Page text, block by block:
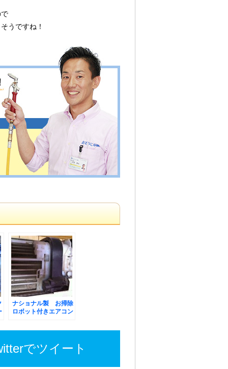
うですね！
ナショナル製 お掃除
ロボット付きエアコン
でツイート